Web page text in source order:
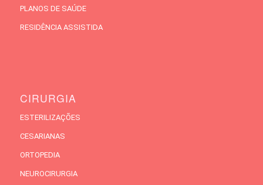
PLANOS DE SAÚDE
RESIDÊNCIA ASSISTIDA
CIRURGIA
ESTERILIZAÇÕES
CESARIANAS
ORTOPEDIA
NEUROCIRURGIA